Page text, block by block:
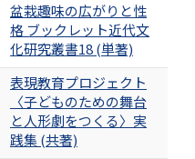
盆栽趣味の広がりと性
格 ブックレット近代文
化研究叢書18 (単著)
表現教育プロジェクト
〈子どものための舞台
と人形劇をつくる〉実
践集 (共著)